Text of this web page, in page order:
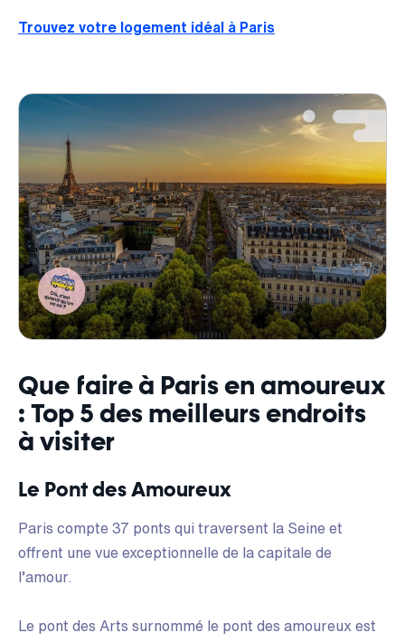
Trouvez votre logement idéal à Paris
Que faire à Paris en amoureux
: Top 5 des meilleurs endroits
à visiter
Le Pont des Amoureux
Paris compte 37 ponts qui traversent la Seine et
offrent une vue exceptionnelle de la capitale de
l’amour.
Le pont des Arts surnommé le pont des amoureux est